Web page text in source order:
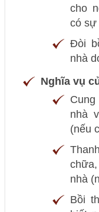
cho
có sự
Đòi
nhà
Nghĩa vụ
nhà
(nếu
nhà
Bồi